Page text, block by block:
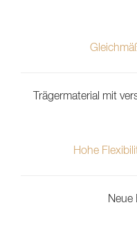
Trägermaterial mit
Hohe
Neue